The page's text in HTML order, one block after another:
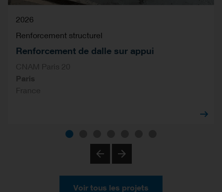
2026
Renforcement structurel
Renforcement de dalle sur appui
CNAM Paris 20
Paris
France
Voir tous les projets